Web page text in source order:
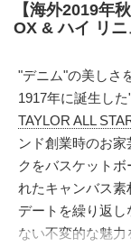
【海外2019年
OX & ハイ リ
"デニム"の美しさ
1917年に誕生し
TAYLOR ALL
ンド創業時のお
クをバスケット
れたキャンバス
デートを繰り返
ない不変的な魅